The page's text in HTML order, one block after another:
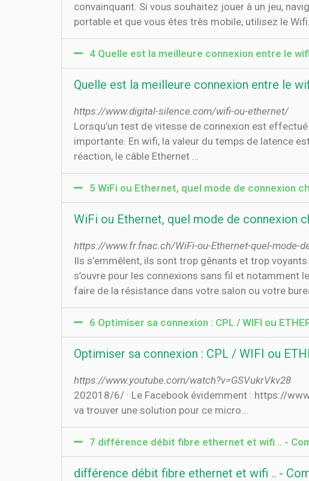
convainquant. Si vous souhaitez jouer à un jeu,
portable et que vous êtes très mobile, utilisez le Wifi.
4 Quelle est la meilleure connexion entre le
Quelle est la meilleure connexion entre le
https://www.digital-silence.com/wifi-ou-ethernet/
Lorsqu’un test de vitesse de connexion est
importante. En wifi, la valeur du temps de latence
réaction, le câble Ethernet …
5 WiFi ou Ethernet, quel mode de connexion
WiFi ou Ethernet, quel mode de connexion
https://www.fr.fnac.ch/WiFi-ou-Ethernet-quel-mode-
Ils s’emmêlent, ils sont trop gênants et trop
s’ouvre pour les connexions sans fil et notamment
faire de la résistance dans votre salon ou votre
6 Optimiser sa connexion : CPL / WIFI ou
Optimiser sa connexion : CPL / WIFI ou
https://www.youtube.com/watch?v=GSVukrVkv28
20‏‏/6‏‏/2018 · Le Facebook évidemment : https://www.facebook.com/PhBeeYT Tester son ping : http://www.speedtest.net/ Merci à tous ! On
va trouver une solution pour ce micro...
7 différence débit fibre ethernet et wifi .. -
différence débit fibre ethernet et wifi .. -